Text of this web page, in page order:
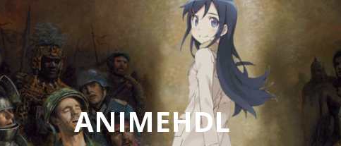
ANIMEHDL